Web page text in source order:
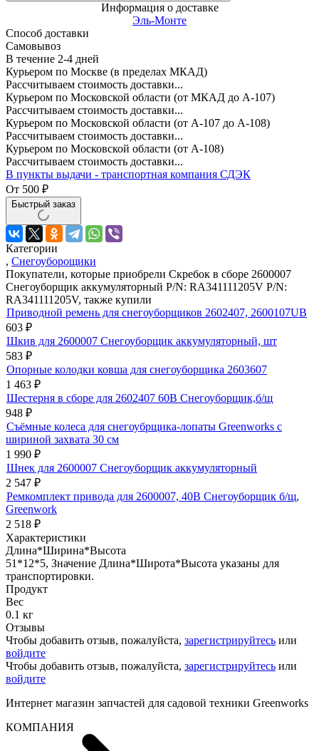
Информация о доставке
Эль-Монте
Способ доставки
Самовывоз
В течение 2-4 дней
Курьером по Москве (в пределах МКАД)
Рассчитываем стоимость доставки...
Курьером по Московской области (от МКАД до А-107)
Рассчитываем стоимость доставки...
Курьером по Московской области (от А-107 до А-108)
Рассчитываем стоимость доставки...
Курьером по Московской области (от А-108)
Рассчитываем стоимость доставки...
В пункты выдачи - транспортная компания СДЭК
От 500 ₽
Быстрый заказ
Категории
, Снегоуборощики
Покупатели, которые приобрели Скребок в сборе 2600007
Снегоуборщик аккумуляторный P/N: RA341111205V P/N:
RA341111205V, также купили
Приводной ремень для снегоуборщиков 2602407, 2600107UB
603 ₽
Шкив для 2600007 Снегоуборщик аккумуляторный, шт
583 ₽
Опорные колодки ковша для снегоуборщика 2603607
1 463 ₽
Шестерня в сборе для 2602407 60В Снегоуборщик,б/щ
948 ₽
Съёмные колеса для снегоубрщика-лопаты Greenworks с
шириной захвата 30 см
1 990 ₽
Шнек для 2600007 Снегоуборщик аккумуляторный
2 547 ₽
Ремкомплект привода для 2600007, 40В Снегоуборщик б/щ,
Greenwork
2 518 ₽
Характеристики
Длина*Ширина*Высота
51*12*5, Значение Длина*Широта*Высота указаны для
транспортировки.
Продукт
Вес
0.1 кг
Отзывы
Чтобы добавить отзыв, пожалуйста, зарегистрируйтесь или
войдите
Чтобы добавить отзыв, пожалуйста, зарегистрируйтесь или
войдите
Интернет магазин запчастей для садовой техники Greenworks
КОМПАНИЯ